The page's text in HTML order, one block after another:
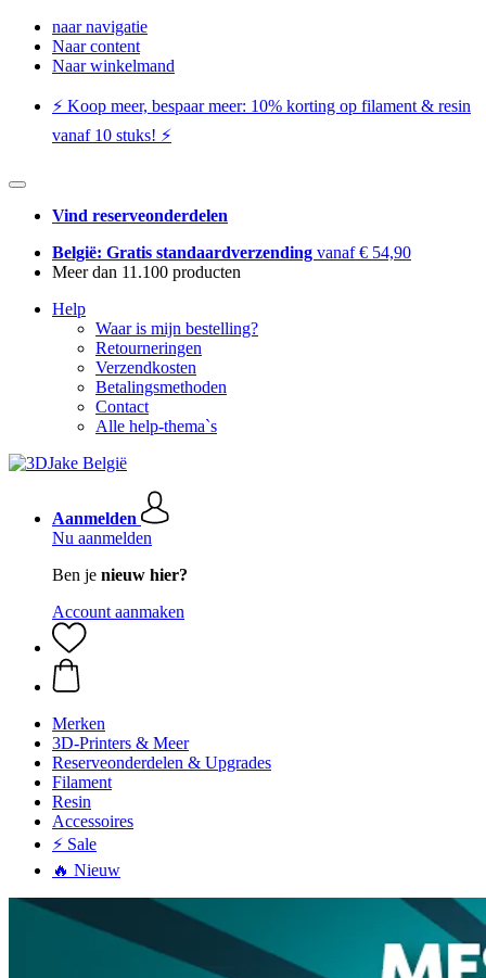
naar navigatie
Naar content
Naar winkelmand
⚡️ Koop meer, bespaar meer: ​​10% korting op filament & resin
vanaf 10 stuks! ⚡️
Vind reserveonderdelen
België: Gratis standaardverzending vanaf € 54,90
Meer dan 11.100 producten
Help
Waar is mijn bestelling?
Retourneringen
Verzendkosten
Betalingsmethoden
Contact
Alle help-thema`s
Aanmelden
Nu aanmelden
Ben je nieuw hier?
Account aanmaken
Merken
3D-Printers & Meer
Reserveonderdelen & Upgrades
Filament
Resin
Accessoires
⚡ Sale
🔥 Nieuw